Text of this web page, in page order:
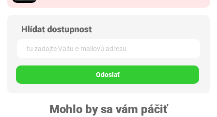
Odoslať
Mohlo by sa vám páčiť